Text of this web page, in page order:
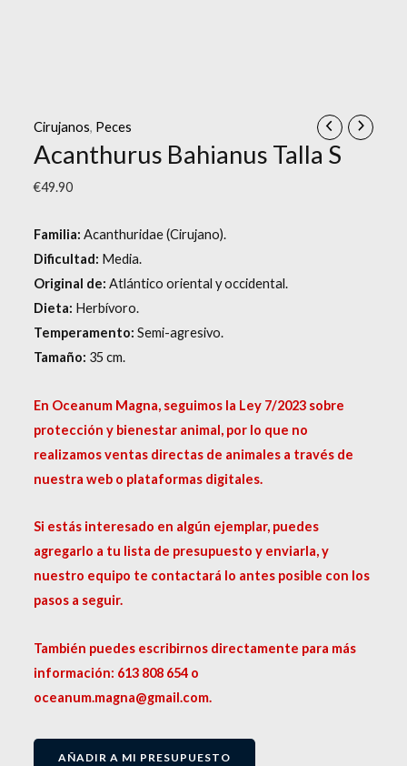
Cirujanos, Peces
Acanthurus Bahianus Talla S
€49.90
Familia: Acanthuridae (Cirujano).
Dificultad: Media.
Original de: Atlántico oriental y occidental.
Dieta: Herbívoro.
Temperamento: Semi-agresivo.
Tamaño: 35 cm.
En Oceanum Magna, seguimos la Ley 7/2023 sobre
protección y bienestar animal, por lo que no
realizamos ventas directas de animales a través de
nuestra web o plataformas digitales.
Si estás interesado en algún ejemplar, puedes
agregarlo a tu lista de presupuesto y enviarla, y
nuestro equipo te contactará lo antes posible con los
pasos a seguir.
También puedes escribirnos directamente para más
información: 613 808 654 o
oceanum.magna@gmail.com.
AÑADIR A MI PRESUPUESTO